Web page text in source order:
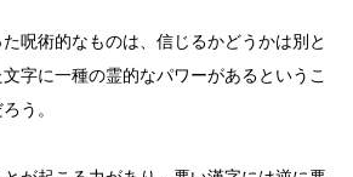
呪術的なものは、信じるかどうかは別と
字に一種の霊的なパワーがあるというこ
う。